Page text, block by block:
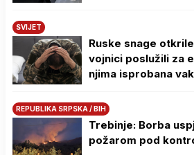
SVIJET
Ruske snage
vojnici poslužili za
njima isprobana
REPUBLIKA SRPSKA / BIH
Trebinje: Borba
požarom pod